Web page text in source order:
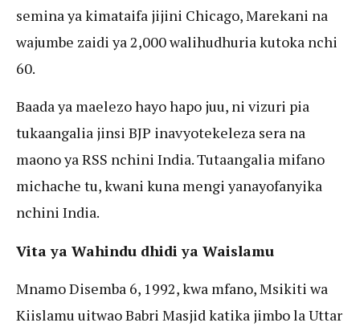
semina ya kimataifa jijini Chicago, Marekani na
wajumbe zaidi ya 2,000 walihudhuria kutoka nchi
60.
Baada ya maelezo hayo hapo juu, ni vizuri pia
tukaangalia jinsi BJP inavyotekeleza sera na
maono ya RSS nchini India. Tutaangalia mifano
michache tu, kwani kuna mengi yanayofanyika
nchini India.
Vita ya Wahindu dhidi ya Waislamu
Mnamo Disemba 6, 1992, kwa mfano, Msikiti wa
Kiislamu uitwao Babri Masjid katika jimbo la Uttar